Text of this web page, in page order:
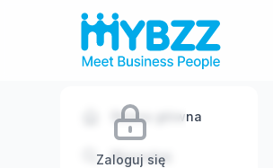
Zaloguj się
Strona główna
Wyszukaj